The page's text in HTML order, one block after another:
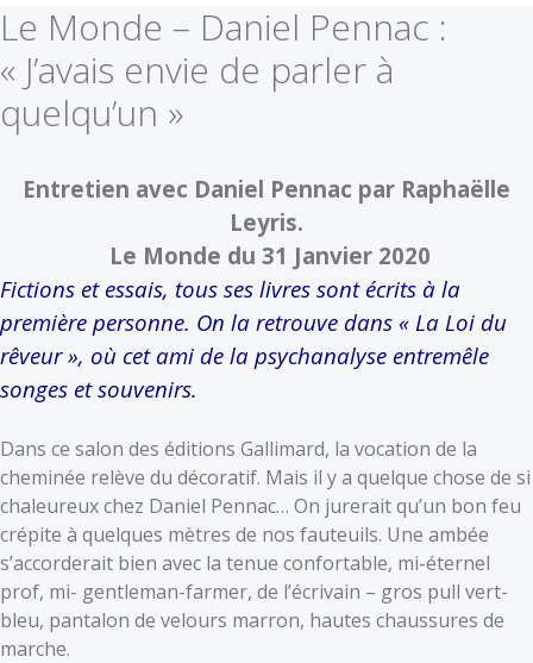
Le Monde – Daniel Pennac :
« J’avais envie de parler à
quelqu’un »
Entretien avec Daniel Pennac par Raphaëlle
Leyris.
Le Monde du 31 Janvier 2020
Fictions et essais, tous ses livres sont écrits à la
première personne. On la retrouve dans « La Loi du
rêveur », où cet ami de la psychanalyse entremêle
songes et souvenirs.
Dans ce salon des éditions Gallimard, la vocation de la
cheminée relève du décoratif. Mais il y a quelque chose de si
chaleureux chez Daniel Pennac… On jurerait qu’un bon feu
crépite à quelques mètres de nos fauteuils. Une ambée
s’accorderait bien avec la tenue confortable, mi-éternel
prof, mi- gentleman-farmer, de l’écrivain – gros pull vert-
bleu, pantalon de velours marron, hautes chaussures de
marche.